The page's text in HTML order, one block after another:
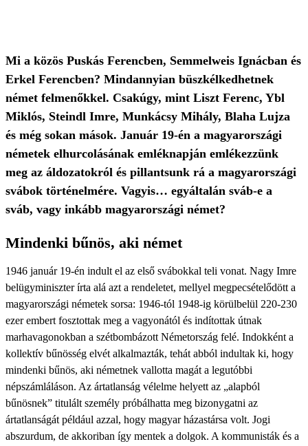
Mi a közös Puskás Ferencben, Semmelweis Ignácban és
Erkel Ferencben? Mindannyian büszkélkedhetnek
német felmenőkkel. Csakúgy, mint Liszt Ferenc, Ybl
Miklós, Steindl Imre, Munkácsy Mihály, Blaha Lujza
és még sokan mások. Január 19-én a magyarországi
németek elhurcolásának emléknapján emlékezzünk
meg az áldozatokról és pillantsunk rá a magyarországi
svábok történelmére. Vagyis… egyáltalán sváb-e a
sváb, vagy inkább magyarországi német?
Mindenki bűnös, aki német
1946 január 19-én indult el az első svábokkal teli vonat. Nagy Imre
belügyminiszter írta alá azt a rendeletet, mellyel megpecsételődött a
magyarországi németek sorsa: 1946-tól 1948-ig körülbelül 220-230
ezer embert fosztottak meg a vagyonától és indítottak útnak
marhavagonokban a szétbombázott Németország felé. Indokként a
kollektív bűnösség elvét alkalmazták, tehát abból indultak ki, hogy
mindenki bűnös, aki németnek vallotta magát a legutóbbi
népszámláláson. Az ártatlanság vélelme helyett az „alapból
bűnösnek” titulált személy próbálhatta meg bizonygatni az
ártatlanságát például azzal, hogy magyar házastársa volt. Jogi
abszurdum, de akkoriban így mentek a dolgok. A kommunisták és a